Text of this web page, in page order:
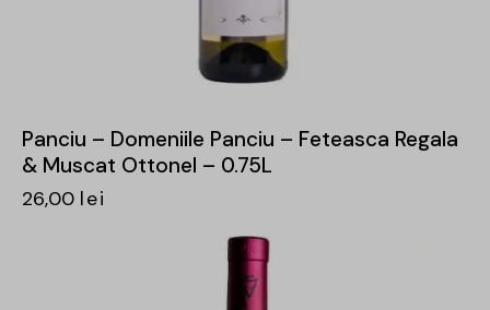
Panciu – Domeniile Panciu – Feteasca Regala
& Muscat Ottonel – 0.75L
26,00 lei